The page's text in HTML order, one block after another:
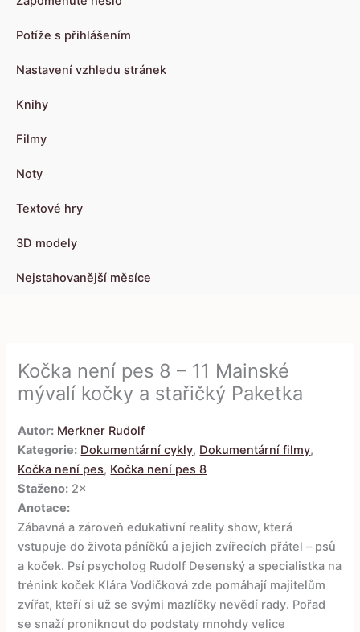
Potíže s přihlášením
Nastavení vzhledu stránek
Knihy
Filmy
Noty
Textové hry
3D modely
Nejstahovanější měsíce
Kočka není pes 8 – 11 Mainské
mývalí kočky a stařičký Paketka
Autor: Merkner Rudolf
Kategorie: Dokumentární cykly, Dokumentární filmy,
Kočka není pes, Kočka není pes 8
Staženo: 2×
Anotace:
Zábavná a zároveň edukativní reality show, která
vstupuje do života páníčků a jejich zvířecích přátel – psů
a koček. Psí psycholog Rudolf Desenský a specialistka na
trénink koček Klára Vodičková zde pomáhají majitelům
zvířat, kteří si už se svými mazlíčky nevědí rady. Pořad
se snaží proniknout do podstaty mnohdy velice